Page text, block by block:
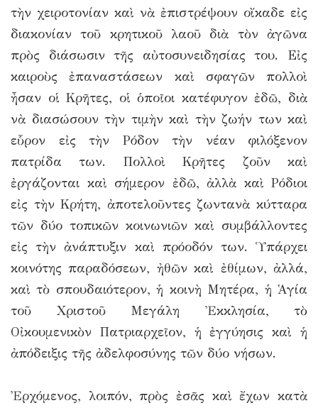
τὴν χειροτονίαν καὶ νὰ ἐπιστρέψουν οἴκαδε εἰς
διακονίαν τοῦ κρητικοῦ λαοῦ διὰ τὸν ἀγῶνα
πρὸς διάσωσιν τῆς αὐτοσυνειδησίας του. Εἰς
καιροὺς ἐπαναστάσεων καὶ σφαγῶν πολλοὶ
ἦσαν οἱ Κρῆτες, οἱ ὁποῖοι κατέφυγον ἐδῶ, διὰ
νὰ διασώσουν τὴν τιμὴν καὶ τὴν ζωήν των καὶ
εὗρον εἰς τὴν Ρόδον τὴν νέαν φιλόξενον
πατρίδα των. Πολλοὶ Κρῆτες ζοῦν καὶ
ἐργάζονται καὶ σήμερον ἐδῶ, ἀλλὰ καὶ Ρόδιοι
εἰς τὴν Κρήτη, ἀποτελοῦντες ζωντανὰ κύτταρα
τῶν δύο τοπικῶν κοινωνιῶν καὶ συμβάλλοντες
εἰς τὴν ἀνάπτυξιν καὶ πρόοδόν των. Ὑπάρχει
κοινότης παραδόσεων, ἠθῶν καὶ ἐθίμων, ἀλλά,
καὶ τὸ σπουδαιότερον, ἡ κοινὴ Μητέρα, ἡ Ἁγία
τοῦ Χριστοῦ Μεγάλη Ἐκκλησία, τὸ
Οἰκουμενικὸν Πατριαρχεῖον, ἡ ἐγγύησις καὶ ἡ
ἀπόδειξις τῆς ἀδελφοσύνης τῶν δύο νήσων.
Ἐρχόμενος, λοιπόν, πρὸς ἐσᾶς καὶ ἔχων κατὰ